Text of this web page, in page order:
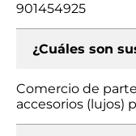
901454925
¿Cuáles son
Comercio de
accesorios (lujos)